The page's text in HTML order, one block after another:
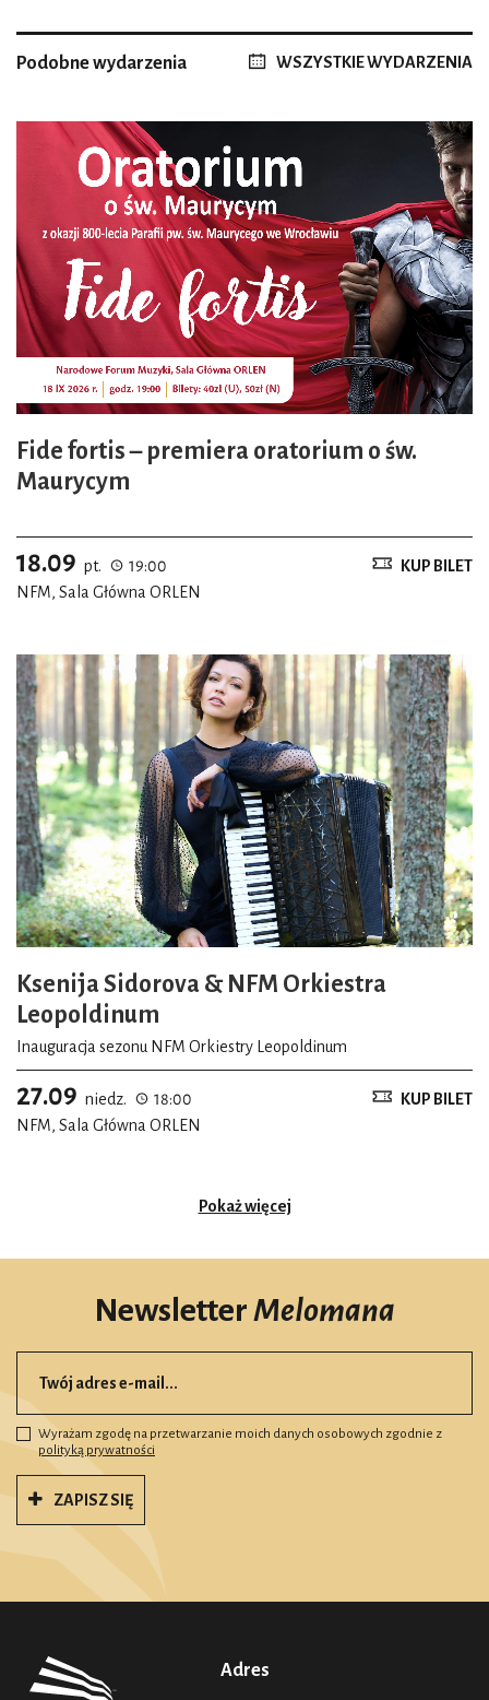
Podobne wydarzenia WSZYSTKIE WYDARZENIA
Fide fortis – premiera oratorium o św.
Maurycym
18.09 pt.
19:00
NFM, Sala Główna ORLEN
KUP BILET
Ksenija Sidorova & NFM Orkiestra
Leopoldinum
Inauguracja sezonu NFM Orkiestry Leopoldinum
27.09 niedz.
18:00
NFM, Sala Główna ORLEN
KUP BILET
Pokaż więcej
NewsletterMelomana
Wyrażam zgodę na przetwarzanie moich danych osobowych zgodnie z
polityką prywatności
ZAPISZ SIĘ
Adres